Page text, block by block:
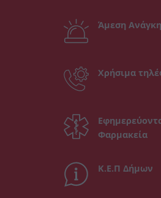
Άμεση Ανάγκη
Χρήσιμα
Φαρμακεία
Κ.Ε.Π Δήμων